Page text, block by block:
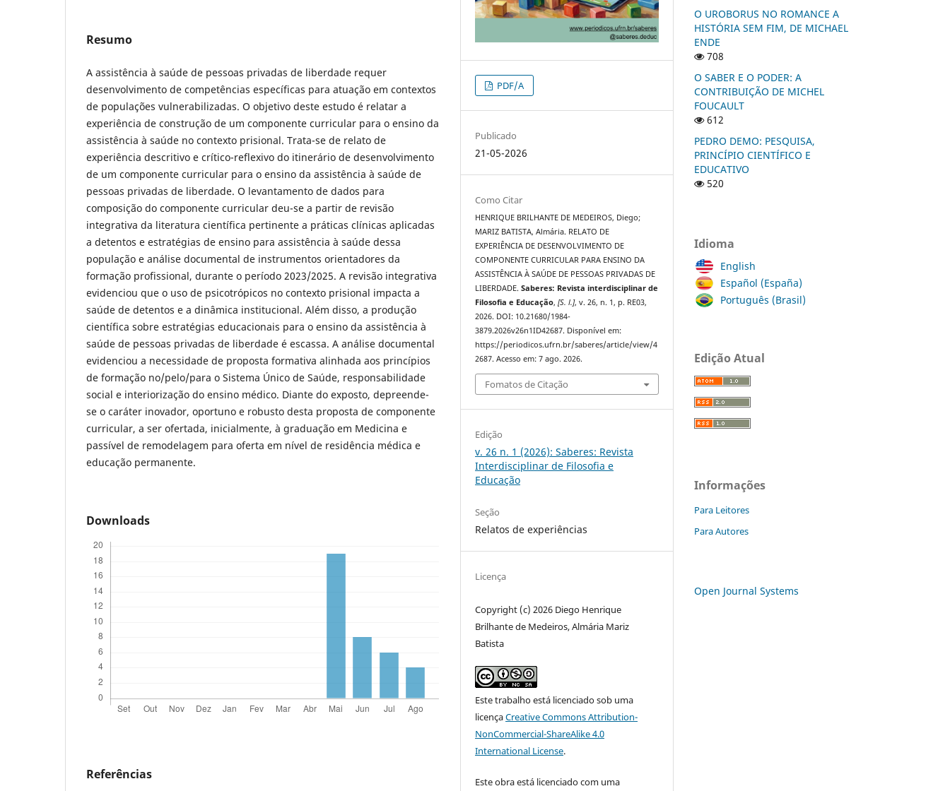
Resumo
A assistência à saúde de pessoas privadas de liberdade requer
desenvolvimento de competências específicas para atuação em contextos
de populações vulnerabilizadas. O objetivo deste estudo é relatar a
experiência de construção de um componente curricular para o ensino da
assistência à saúde no contexto prisional. Trata-se de relato de
experiência descritivo e crítico-reflexivo do itinerário de desenvolvimento
de um componente curricular para o ensino da assistência à saúde de
pessoas privadas de liberdade. O levantamento de dados para
composição do componente curricular deu-se a partir de revisão
integrativa da literatura científica pertinente a práticas clínicas aplicadas
a detentos e estratégias de ensino para assistência à saúde dessa
população e análise documental de instrumentos orientadores da
formação profissional, durante o período 2023/2025. A revisão integrativa
evidenciou que o uso de psicotrópicos no contexto prisional impacta a
saúde de detentos e a dinâmica institucional. Além disso, a produção
científica sobre estratégias educacionais para o ensino da assistência à
saúde de pessoas privadas de liberdade é escassa. A análise documental
evidenciou a necessidade de proposta formativa alinhada aos princípios
de formação no/pelo/para o Sistema Único de Saúde, responsabilidade
social e interiorização do ensino médico. Diante do exposto, depreende-
se o caráter inovador, oportuno e robusto desta proposta de componente
curricular, a ser ofertada, inicialmente, à graduação em Medicina e
passível de remodelagem para oferta em nível de residência médica e
educação permanente.
Downloads
Referências
PDF/A
Publicado
21-05-2026
Como Citar
HENRIQUE BRILHANTE DE MEDEIROS, Diego;
MARIZ BATISTA, Almária. RELATO DE
EXPERIÊNCIA DE DESENVOLVIMENTO DE
COMPONENTE CURRICULAR PARA ENSINO DA
ASSISTÊNCIA À SAÚDE DE PESSOAS PRIVADAS DE
LIBERDADE.Saberes: Revista interdisciplinar de
Filosofia e Educação,[S. l.], v. 26, n. 1, p. RE03,
2026. DOI: 10.21680/1984-
3879.2026v26n1ID42687. Disponível em:
https://periodicos.ufrn.br/saberes/article/view/4
2687. Acesso em: 7 ago. 2026.
Fomatos de Citação
Edição
v. 26 n. 1 (2026): Saberes: Revista
Interdisciplinar de Filosofia e
Educação
Seção
Relatos de experiências
Licença
Copyright (c) 2026 Diego Henrique
Brilhante de Medeiros, Almária Mariz
Batista
Este trabalho está licenciado sob uma
licençaCreative Commons Attribution-
NonCommercial-ShareAlike 4.0
International License.
Este obra está licenciado com uma
O UROBORUS NO ROMANCE A
HISTÓRIA SEM FIM, DE MICHAEL
ENDE
708
O SABER E O PODER: A
CONTRIBUIÇÃO DE MICHEL
FOUCAULT
612
PEDRO DEMO: PESQUISA,
PRINCÍPIO CIENTÍFICO E
EDUCATIVO
520
Idioma
English
Español (España)
Português (Brasil)
Edição Atual
Informações
Para Leitores
Para Autores
Open Journal Systems